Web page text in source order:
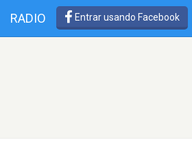
RADIO Entrar usando Facebook